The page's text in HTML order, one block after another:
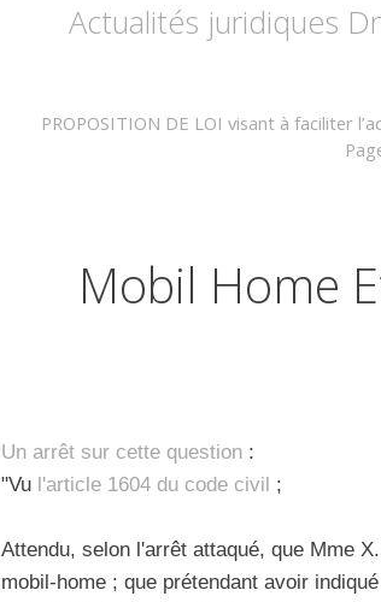
Actualités juridiques
PROPOSITION DE LOI visant à faciliter
Mobil Home
Un arrêt sur cette question:
"Vu l'article 1604 du code civil ;
Attendu, selon l'arrêt attaqué, que Mme
mobil-home ; que prétendant avoir